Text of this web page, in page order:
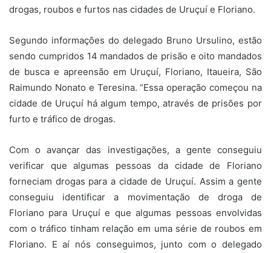
drogas, roubos e furtos nas cidades de Uruçuí e Floriano.
Segundo informações do delegado Bruno Ursulino, estão
sendo cumpridos 14 mandados de prisão e oito mandados
de busca e apreensão em Uruçuí, Floriano, Itaueira, São
Raimundo Nonato e Teresina. “Essa operação começou na
cidade de Uruçuí há algum tempo, através de prisões por
furto e tráfico de drogas.
Com o avançar das investigações, a gente conseguiu
verificar que algumas pessoas da cidade de Floriano
forneciam drogas para a cidade de Uruçuí. Assim a gente
conseguiu identificar a movimentação de droga de
Floriano para Uruçuí e que algumas pessoas envolvidas
com o tráfico tinham relação em uma série de roubos em
Floriano. E aí nós conseguimos, junto com o delegado